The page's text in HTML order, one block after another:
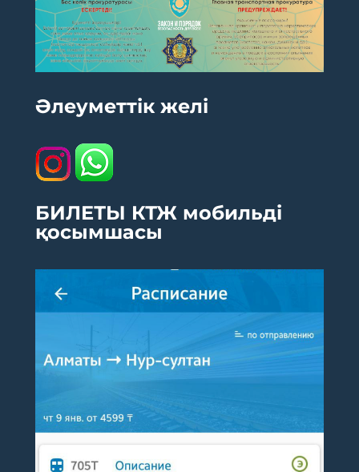
Әлеуметтік желі
БИЛЕТЫ КТЖ мобильді
қосымшасы